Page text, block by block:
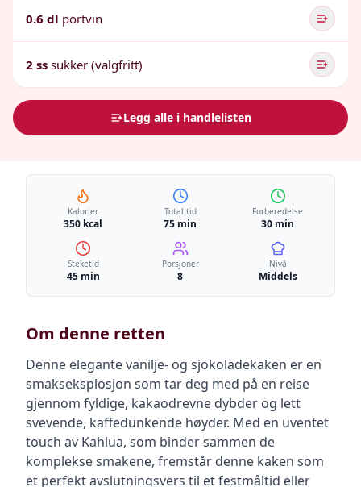
0.6 dl portvin
2 ss sukker (valgfritt)
Legg alle i handlelisten
Kalorier
350 kcal
Total tid
75 min
Forberedelse
30 min
Steketid
45 min
Porsjoner
8
Nivå
Middels
Om denne retten
Denne elegante vanilje- og sjokoladekaken er en
smakseksplosjon som tar deg med på en reise
gjennom fyldige, kakaodrevne dybder og lett
svevende, kaffedunkende høyder. Med en uventet
touch av Kahlua, som binder sammen de
komplekse smakene, fremstår denne kaken som
et perfekt avslutningsvers til et festmåltid eller